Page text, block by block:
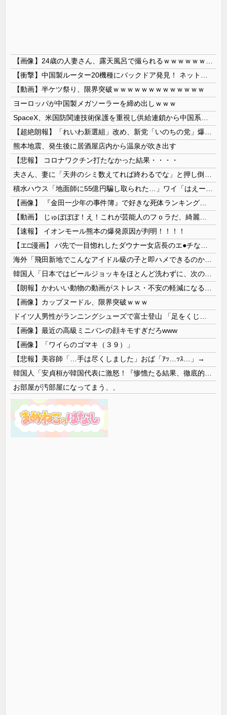
【動画】半ケツ祭り、限界突破ｗｗｗｗｗｗｗｗｗｗｗｗｗ
ヨーロッパが中国製メガソーラーを締め出しｗｗｗ
熊本地震、発生後に居酒屋店内から温泉が吹き出す
【悲報】 コロナワクチン打たなかった結果・・・・
【速報】 イオンモール熊本の爆発原因が判明！！！！
【画像】カップヌードル、限界突破ｗｗｗ
【画像】最近の高級ミニバンの顔キモすぎだろwww
【画像】「ワイらのゴマキ（３９）」
【悲報】美容師「…手は尽くしました」おば「ｱｯ…ｯｽ…」→
お部屋が汚部屋になってまう、、